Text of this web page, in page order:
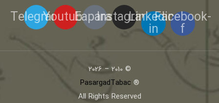
Facebook-
f
Linkedin-
in
Instagram
Eaparat
Youtube
Telegram
© 2010 – 2026
®
PasargadTabac
All Rights Reserved